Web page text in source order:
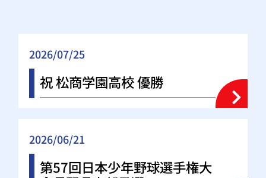
2026/07/25
祝 松商学園高校 優勝
2026/06/21
第57回日本少年野球選手権大